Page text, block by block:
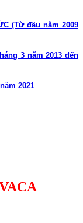
(Từ đầu năm 2009
3 năm 2013 đến
2021